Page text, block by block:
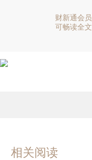
财新通会员
可畅读全文
相关阅读